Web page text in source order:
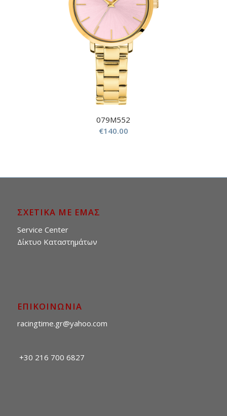
079M552
€140.00
ΣΧΕΤΙΚΑ ΜΕ ΕΜΑΣ
Service Center
Δίκτυο Καταστημάτων
ΕΠΙΚΟΙΝΩΝΙΑ
racingtime.gr@yahoo.com
+30 216 700 6827